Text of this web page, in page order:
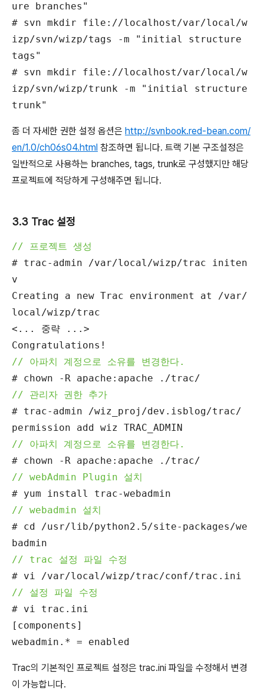
ure branches"
# svn mkdir file://localhost/var/local/w
izp/svn/wizp/tags -m "initial structure
tags"
# svn mkdir file://localhost/var/local/w
izp/svn/wizp/trunk -m "initial structure
trunk"
좀 더 자세한 권한 설정 옵션은 http://svnbook.red-bean.com/
en/1.0/ch06s04.html 참조하면 됩니다. 트랙 기본 구조설정은
일반적으로 사용하는 branches, tags, trunk로 구성했지만 해당
프로젝트에 적당하게 구성해주면 됩니다.
3.3 Trac 설정
// 프로젝트 생성
# trac-admin /var/local/wizp/trac initen
v
Creating a new Trac environment at /var/
local/wizp/trac
<... 중략 ...>
Congratulations!
// 아파치 계정으로 소유를 변경한다.
# chown -R apache:apache ./trac/
// 관리자 권한 추가
# trac-admin /wiz_proj/dev.isblog/trac/
permission add wiz TRAC_ADMIN
// 아파치 계정으로 소유를 변경한다.
# chown -R apache:apache ./trac/
// webAdmin Plugin 설치
# yum install trac-webadmin
// webadmin 설치
# cd /usr/lib/python2.5/site-packages/we
badmin
// trac 설정 파일 수정
# vi /var/local/wizp/trac/conf/trac.ini
// 설정 파일 수정
# vi trac.ini
[components]
webadmin.* = enabled
Trac의 기본적인 프로젝트 설정은 trac.ini 파일을 수정해서 변경
이 가능합니다.